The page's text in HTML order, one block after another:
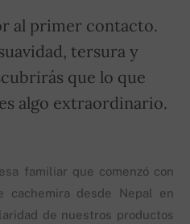
al primer contacto.
tersura y
que lo que
algo extraordinario.
familiar que comenzó con
cachemira desde Nepal en
de nuestros productos